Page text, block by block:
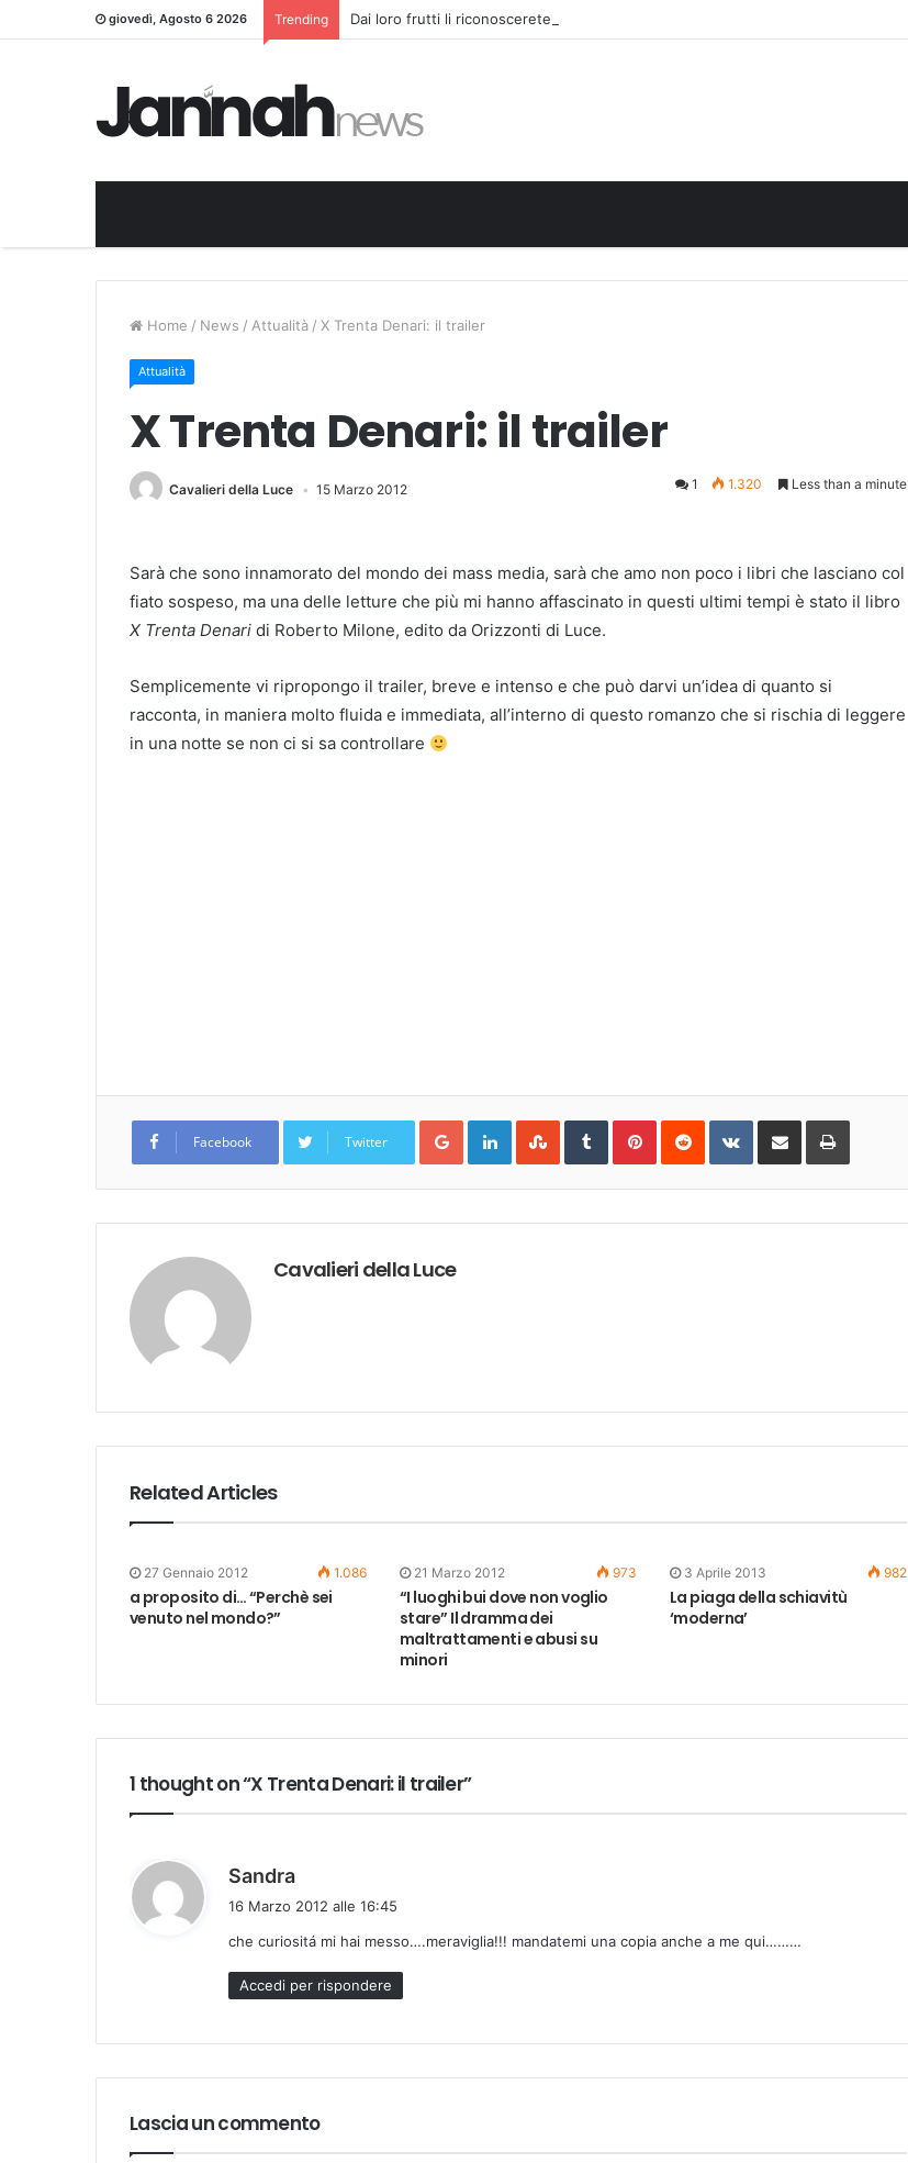
giovedì, Agosto 6 2026 Trending Dai loro frutti li riconoscerete
Home / News / Attualità / X Trenta Denari: il trailer
Attualità
X Trenta Denari: il trailer
Cavalieri della Luce 15 Marzo 2012 1 1.320 Less than a minute
Sarà che sono innamorato del mondo dei mass media, sarà che amo non poco i libri che lasciano col
fiato sospeso, ma una delle letture che più mi hanno affascinato in questi ultimi tempi è stato il libro
X Trenta Denari di Roberto Milone, edito da Orizzonti di Luce.
Semplicemente vi ripropongo il trailer, breve e intenso e che può darvi un’idea di quanto si
racconta, in maniera molto fluida e immediata, all’interno di questo romanzo che si rischia di leggere
in una notte se non ci si sa controllare
Facebook Twitter
Google+LinkedInStumbleUpon
TumblrPinterestReddit VKontakteShare
Email
Print
Cavalieri della Luce
Related Articles
27 Gennaio 2012 1.086
a proposito di… “Perchè sei
venuto nel mondo?”
21 Marzo 2012 973
“I luoghi bui dove non voglio
stare” Il dramma dei
maltrattamenti e abusi su
minori
3 Aprile 2013 982
La piaga della schiavitù
‘moderna’
1 thought on “X Trenta Denari: il trailer”
Sandra
e
t
t
:
16 Marzo 2012 alle 16:45
che curiositá mi hai messo….meraviglia!!! mandatemi una copia anche a me qui………
Accedi per rispondere
Lascia un commento